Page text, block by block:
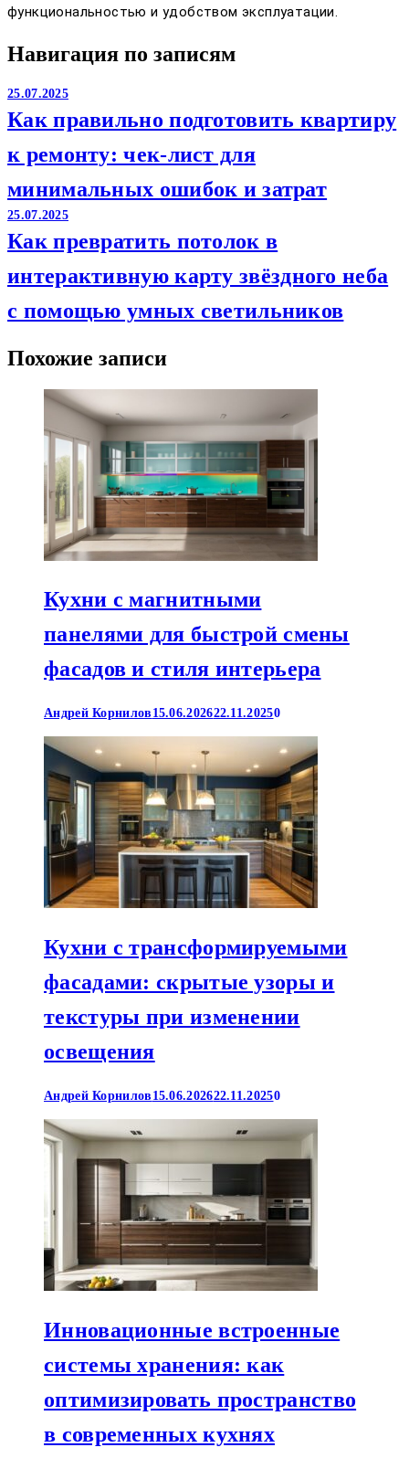
функциональностью и удобством эксплуатации.
Навигация по записям
25.07.2025
Как правильно подготовить квартиру
к ремонту: чек-лист для
минимальных ошибок и затрат
25.07.2025
Как превратить потолок в
интерактивную карту звёздного неба
с помощью умных светильников
Похожие записи
Кухни с магнитными
панелями для быстрой смены
фасадов и стиля интерьера
Андрей Корнилов 15.06.202622.11.20250
Кухни с трансформируемыми
фасадами: скрытые узоры и
текстуры при изменении
освещения
Андрей Корнилов 15.06.202622.11.20250
Инновационные встроенные
системы хранения: как
оптимизировать пространство
в современных кухнях